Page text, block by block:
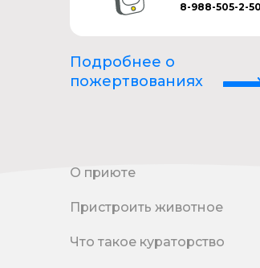
8-988-505-2-
Подробнее о
пожертвованиях
О приюте
Пристроить животное
Что такое кураторство